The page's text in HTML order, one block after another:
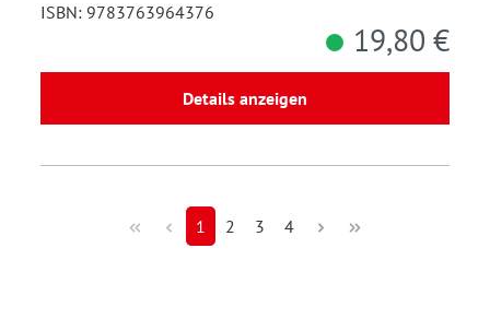
ISBN: 9783763964376
19,80 €
Details anzeigen
1 2 3 4